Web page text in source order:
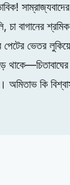
বাগানের
ভেতর
অমিতাভ কি